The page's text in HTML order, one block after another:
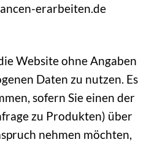
erarbeiten.de
Website ohne Angaben
Daten zu nutzen. Es
sofern Sie einen der
zu Produkten) über
nehmen möchten,